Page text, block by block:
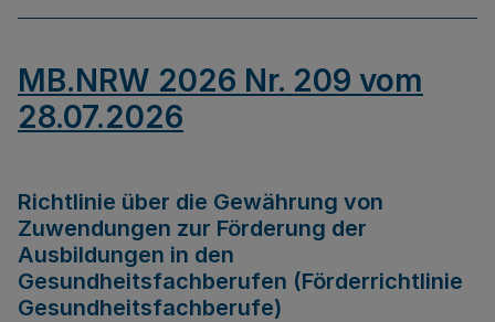
MB.NRW 2026 Nr. 209 vom
28.07.2026
Richtlinie über die Gewährung von
Zuwendungen zur Förderung der
Ausbildungen in den
Gesundheitsfachberufen (Förderrichtlinie
Gesundheitsfachberufe)